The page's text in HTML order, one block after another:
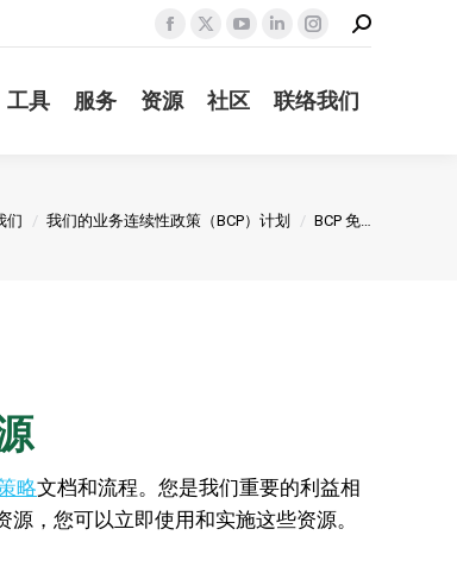
Facebook
opens
X
opens
YouTube
opens
Linkedin
opens
Instagram
opens
Search:
工具 服务 资源 社区 联络我们
们 我们的业务连续性政策（BCP）计划 BCP 免…
略文档和流程。您是我们重要的利益相
，您可以立即使用和实施这些资源。